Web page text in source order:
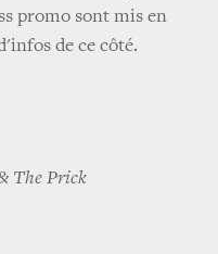
promo sont mis en
de ce côté.
The Prick